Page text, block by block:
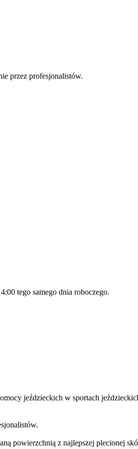
przez profesjonalistów.
tego samego dnia roboczego.
jeździeckich w sportach
powierzchnią z najlepszej plecionej